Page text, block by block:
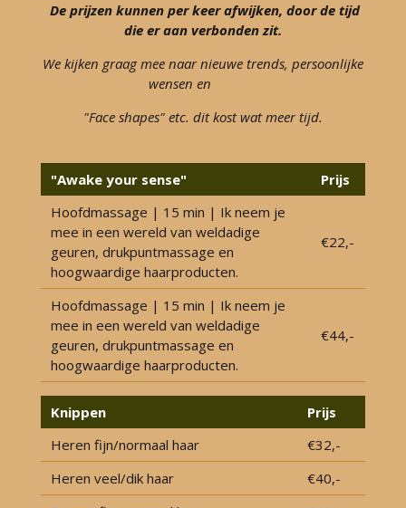
De prijzen kunnen per keer afwijken, door de tijd
die er aan verbonden zit.
We kijken graag mee naar nieuwe trends, persoonlijke
wensen en
"Face shapes" etc. dit kost wat meer tijd.
"Awake your sense"
Prijs
Hoofdmassage | 15 min | Ik neem je
mee in een wereld van weldadige
geuren, drukpuntmassage en
hoogwaardige haarproducten.
€22,-
Hoofdmassage | 15 min | Ik neem je
mee in een wereld van weldadige
geuren, drukpuntmassage en
hoogwaardige haarproducten.
€44,-
Knippen
Prijs
Heren fijn/normaal haar
€32,-
Heren veel/dik haar
€40,-